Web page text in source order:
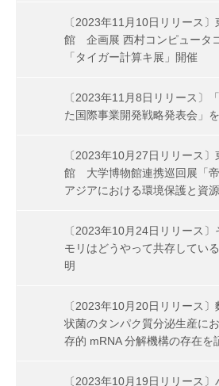
〔2023年11月10日リリース
館 企画展 西村コンピュータ
「タイガー計算キ展」開催
〔2023年11月8日リリース〕
た国際事業開発戦略発表会」
〔2023年10月27日リリース
館 大学博物館連携巡回展「
アジアにおける環境保護と資
〔2023年10月24日リリース
モリはどうやって共存してい
明
〔2023年10月20日リリース
状菌のタンパク質分泌生産に
存的 mRNA 分解機構の存在を
〔2023年10月19日リリース